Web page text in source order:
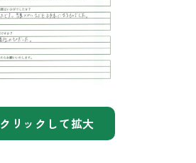
クリックして拡大